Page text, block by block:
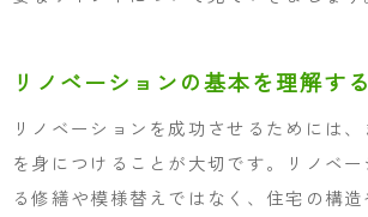
リノベーションの基本を理解する
リノベーションを成功させるためには
を身につけることが大切です。リノベ
る修繕や模様替えではなく、住宅の構造